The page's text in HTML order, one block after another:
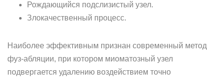
Рождающийся подслизистый узел.
Злокачественный процесс.
Наиболее эффективным признан современный метод
фуз-абляции, при котором миоматозный узел
подвергается удалению воздействием точно